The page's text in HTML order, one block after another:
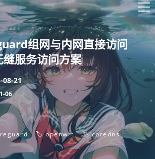
组网与内网直接访问
服务访问方案
08-21
06
🏷️ openwrt
🏷️ coredns